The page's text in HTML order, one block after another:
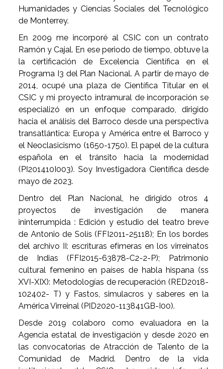
Humanidades y Ciencias Sociales del Tecnológico
de Monterrey.
En 2009 me incorporé al CSIC con un contrato
Ramón y Cajal. En ese periodo de tiempo, obtuve la
la certificación de Excelencia Científica en el
Programa I3 del Plan Nacional. A partir de mayo de
2014, ocupé una plaza de Científica Titular en el
CSIC y mi proyecto intramural de incorporación se
especializó en un enfoque comparado, dirigido
hacia el análisis del Barroco desde una perspectiva
transatlántica: Europa y América entre el Barroco y
el Neoclasicismo (1650-1750). El papel de la cultura
española en el tránsito hacia la modernidad
(PI201410I003). Soy Investigadora Científica desde
mayo de 2023.
Dentro del Plan Nacional, he dirigido otros 4
proyectos de investigación de manera
ininterrumpida : Edición y estudio del teatro breve
de Antonio de Solís (FFI2011-25118); En los bordes
del archivo II: escrituras efímeras en los virreinatos
de Indias (FFI2015-63878-C2-2-P); Patrimonio
cultural femenino en países de habla hispana (ss
XVI-XIX): Metodologías de recuperación (RED2018-
102402- T) y Fastos, simulacros y saberes en la
América Virreinal (PID2020-113841GB-I00).
Desde 2019 colaboro como evaluadora en la
Agencia estatal de investigación y desde 2020 en
las convocatorias de Atracción de Talento de la
Comunidad de Madrid. Dentro de la vida